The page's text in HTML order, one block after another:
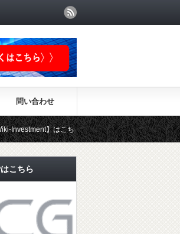
問い合わせ
】はこちらから！！
こちら